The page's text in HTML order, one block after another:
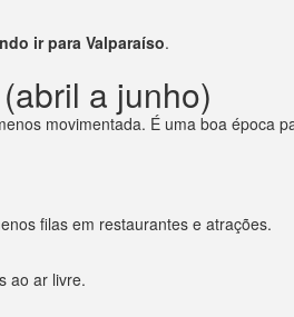
ir para Valparaíso.
a junho)
movimentada. É uma boa época
filas em restaurantes e atrações.
ao ar livre.